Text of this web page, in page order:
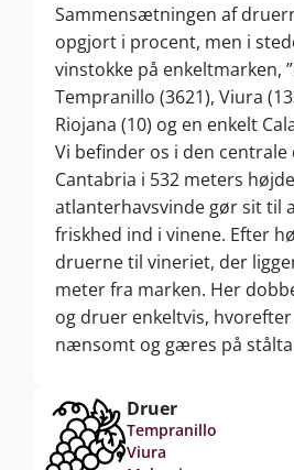
Sammensætningen af
opgjort i procent, men i
vinstokke på enkeltmarken,
Tempranillo (3621), Viura
Riojana (10) og en enkelt
Vi befinder os i den centrale
Cantabria i 532 meters
atlanterhavsvinde gør sit til
friskhed ind i vinene. Efter
druerne til vineriet, der
meter fra marken. Her
og druer enkeltvis,
nænsomt og gæres på
egetræsfade, hvor vinen
måneder. ”El Camino Leza”
måler 1,5 hektar og
Druer
Tempranillo
Viura